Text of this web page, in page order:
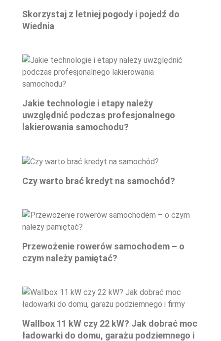
Skorzystaj z letniej pogody i pojedź do
Wiednia
Jakie technologie i etapy należy
uwzględnić podczas profesjonalnego
lakierowania samochodu?
Czy warto brać kredyt na samochód?
Przewożenie rowerów samochodem – o
czym należy pamiętać?
Wallbox 11 kW czy 22 kW? Jak dobrać moc
ładowarki do domu, garażu podziemnego i